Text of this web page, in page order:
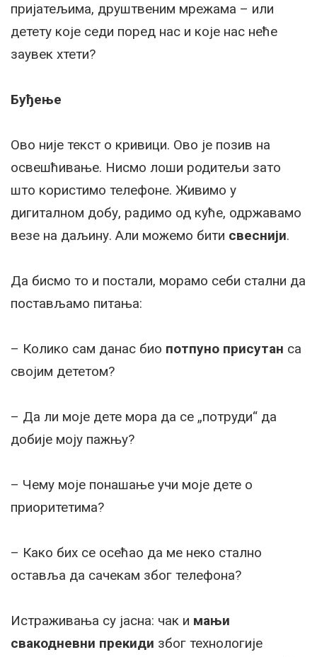
пријатељима, друштвеним мрежама – или
детету које седи поред нас и које нас неће
заувек хтети?
Буђење
Ово није текст о кривици. Ово је позив на
освешћивање. Нисмо лоши родитељи зато
што користимо телефоне. Живимо у
дигиталном добу, радимо од куће, одржавамо
везе на даљину. Али можемо бити свеснији.
Да бисмо то и постали, морамо себи стални да
постављамо питања:
– Колико сам данас био потпуно присутан са
својим дететом?
– Да ли моје дете мора да се „потруди“ да
добије моју пажњу?
– Чему моје понашање учи моје дете о
приоритетима?
– Како бих се осећао да ме неко стално
оставља да сачекам због телефона?
Истраживања су јасна: чак и мањи
свакодневни прекиди због технологије